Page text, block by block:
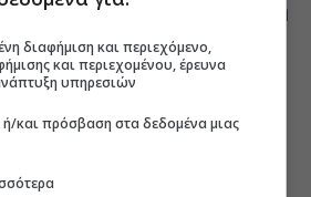
«τρέξει» τη νέα χρηματοδότηση
€306 εκατ. για
χρέους
στο σχέδιο ΕΕ για το φόρο στο
του EFA Group στη Fractal
διαφήμιση και περιεχόμενο,
και περιεχομένου, έρευνα
υπηρεσιών
και πρόσβαση στα δεδομένα μιας